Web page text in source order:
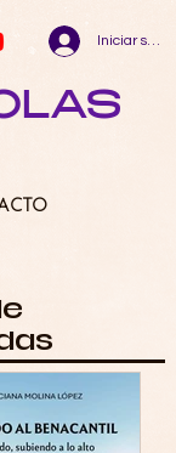
Iniciar sesión